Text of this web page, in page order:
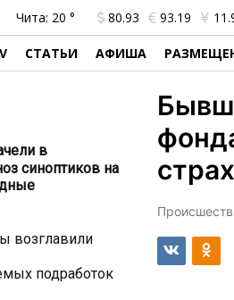
Чита: 20 ° 80.93 93.19
СТАТЬИ АФИША
в
синоптиков на
возглавили
подработок